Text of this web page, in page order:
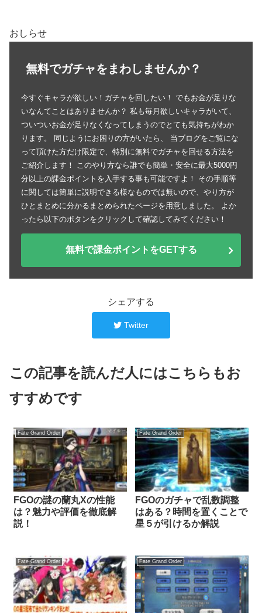
おしらせ
無料でガチャをまわしませんか？
今すぐキャラが欲しい！ガチャを回したい！ でもお金が足りな
いなんてことはありませんか？ 私も毎月欲しいキャラがいて、
ついついお金が足りなくなってしまうのでとても気持ちがわか
ります。 同じようにお困りの方がいたら、 当ブログをご覧にな
って頂けた方だけ限定で、特別に無料でガチャを回せる方法を
ご紹介します！ このやり方なら誰でも簡単・安全に最大5000円
分以上の課金ポイントを入手する事も可能ですよ！ その手順等
に関しては簡単に説明できる様なものでは無いので、やり方が
ひとまとめに分かるまとめられたページを用意しました。 よか
ったら以下のボタンをクリックして確認してみてください！
無料で課金ポイントをGETする
シェアする
Twitter
この記事を読んだ人にはこちらもお
すすめです
Fate Grand Order
FGOの謎の蘭丸Xの性能
は？魅力や評価を徹底解
説！
Fate Grand Order
FGOのガチャで乱数調整
はある？時間を置くことで
星５が引けるか解説
Fate Grand Order Fate Grand Order